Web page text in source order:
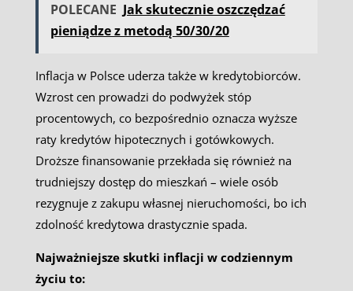
POLECANE Jak skutecznie oszczędzać
pieniądze z metodą 50/30/20
Inflacja w Polsce uderza także w kredytobiorców.
Wzrost cen prowadzi do podwyżek stóp
procentowych, co bezpośrednio oznacza wyższe
raty kredytów hipotecznych i gotówkowych.
Droższe finansowanie przekłada się również na
trudniejszy dostęp do mieszkań – wiele osób
rezygnuje z zakupu własnej nieruchomości, bo ich
zdolność kredytowa drastycznie spada.
Najważniejsze skutki inflacji w codziennym
życiu to: